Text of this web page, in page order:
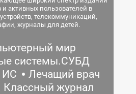
активных пользователей в
телекоммуникаций,
журналы для детей.
мир
системы.СУБД
ИС
Лечащий врач
Классный журнал